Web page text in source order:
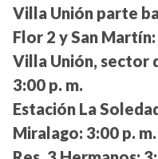
Villa Unión parte
Flor 2 y San Martín:
Villa Unión, sector
3:00 p. m.
Estación La
Miralago: 3:00 p.